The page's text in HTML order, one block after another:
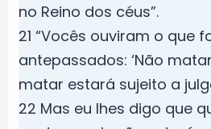
no Reino dos céus”.
21 “Vocês ouviram o que
antepassados: ‘Não
matar estará sujeito a
22 Mas eu lhes digo que